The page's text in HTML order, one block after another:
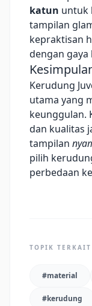
katun untuk
tampilan
kepraktisan
dengan
Kerudung
utama yang
keunggulan.
dan kualitas
tampilan
pilih
perbedaan
TOPIK TERKAIT
#material
#kerudung